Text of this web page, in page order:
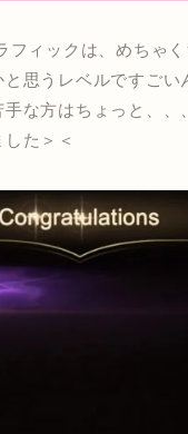
フィックは、めちゃく
と思うレベルですごい
な方はちょっと、、
た＞＜